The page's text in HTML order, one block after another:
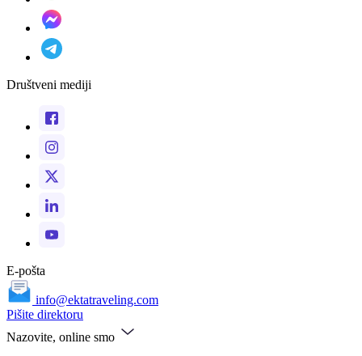
Društveni mediji
E-pošta
info@ektatraveling.com
Pišite direktoru
Nazovite, online smo